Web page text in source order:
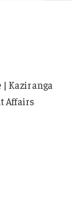
Kaziranga
Affairs